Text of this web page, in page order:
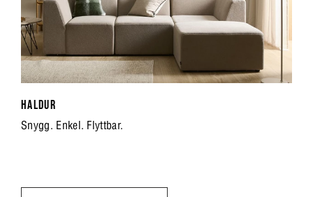
HALDUR
Snygg. Enkel. Flyttbar.